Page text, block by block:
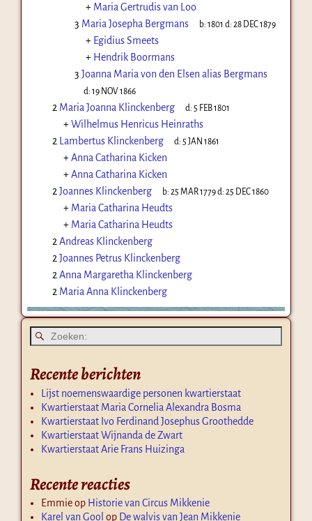
+ Maria Gertrudis van Loo
3 Maria Josepha Bergmans b:1801 d:28 DEC 1879
+ Egidius Smeets
+ Hendrik Boormans
3 Joanna Maria von den Elsen alias Bergmans
d:19 NOV 1866
2 Maria Joanna Klinckenberg d: 5 FEB 1801
+Wilhelmus Henricus Heinraths
2 Lambertus Klinckenberg d: 5 JAN 1861
+Anna Catharina Kicken
+Anna Catharina Kicken
2 Joannes Klinckenberg b:25 MAR 1779d:25 DEC 1860
+ Maria Catharina Heudts
+ Maria Catharina Heudts
2 Andreas Klinckenberg
2 Joannes Petrus Klinckenberg
2 Anna Margaretha Klinckenberg
2 Maria Anna Klinckenberg
Recente berichten
Lijst noemenswaardige personen kwartierstaat
Kwartierstaat Maria Cornelia Alexandra Bosma
Kwartierstaat Ivo Ferdinand Josephus Groothedde
Kwartierstaat Wijnanda de Zwart
Kwartierstaat Arie Frans Huizinga
Recente reacties
Emmieop Historie van Circus Mikkenie
Karel van Gool op De walvis van Jean Mikkenie